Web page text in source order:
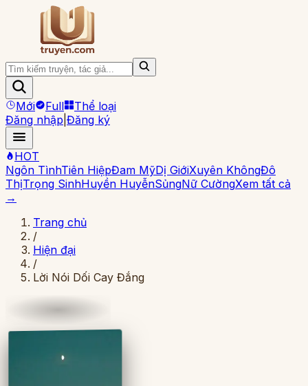
Mới Full
Thể loại
Đăng nhập Đăng ký
HOT
Ngôn TìnhTiên HiệpĐam MỹDị GiớiXuyên KhôngĐô
ThịTrọng SinhHuyền HuyễnSủngNữ CườngXem tất cả
→
Trang chủ
/
Hiện đại
/
Lời Nói Dối Cay Đắng